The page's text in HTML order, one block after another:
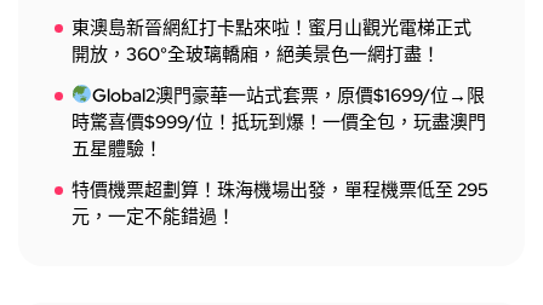
東澳島新晉網紅打卡點來啦！蜜月山觀光電梯正式
開放，360°全玻璃轎廂，絕美景色一網打盡！
Global2澳門豪華一站式套票，原價$1699/位→限
時驚喜價$999/位！抵玩到爆！一價全包，玩盡澳門
五星體驗！
特價機票超劃算！珠海機場出發，單程機票低至 295
元，一定不能錯過！